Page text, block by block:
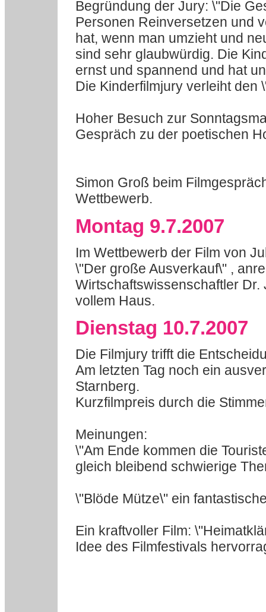
Begründung der Jury: \"Die
Personen Reinversetzen und
hat, wenn man umzieht und
sind sehr glaubwürdig. Die
ernst und spannend und hat
Die Kinderfilmjury verleiht den
Hoher Besuch zur
Gespräch zu der poetischen
Simon Groß beim
Wettbewerb.
Montag 9.7.2007
Im Wettbewerb der Film von
\"Der große Ausverkauf\" ,
Wirtschaftswissenschaftler
vollem Haus.
Dienstag 10.7.2007
Die Filmjury trifft die
Am letzten Tag noch ein
Starnberg.
Kurzfilmpreis durch die
Meinungen:
\"Am Ende kommen die
gleich bleibend schwierige
\"Blöde Mütze\" ein
Ein kraftvoller Film:
Idee des Filmfestivals